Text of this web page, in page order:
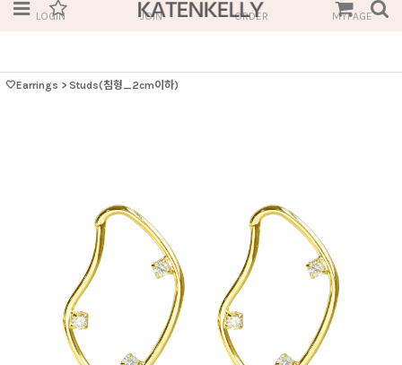
LOGIN JOIN ORDER MYPAGE
🤍Earrings > Studs(침형_2cm이하)